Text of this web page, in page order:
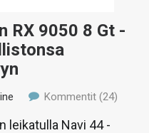
RX 9050 8 Gt -
Kommentit (24)
leikatulla Navi 44 -